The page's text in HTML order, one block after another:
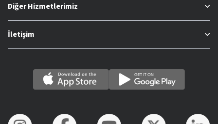
Diğer Hizmetlerimiz
İletişim